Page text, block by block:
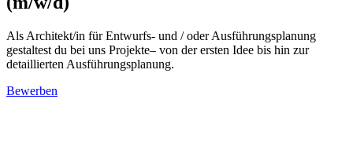
Als Architekt/in für Entwurfs- und / oder Ausführungsplanung
gestaltest du bei uns Projekte– von der ersten Idee bis hin zur
detaillierten Ausführungsplanung.
Bewerben